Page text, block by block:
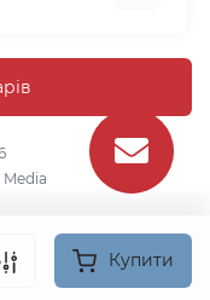
Купити